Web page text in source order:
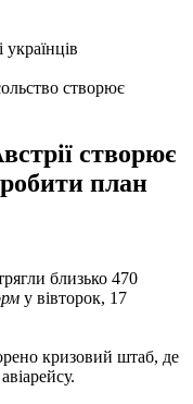
створює
створює
план
близько 470
у вівторок, 17
кризовий штаб, де